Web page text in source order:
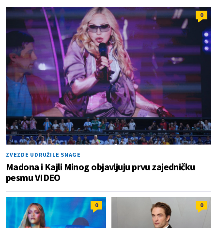
0
ZVEZDE UDRUŽILE SNAGE
Madona i Kajli Minog objavljuju prvu zajedničku
pesmu VIDEO
0 0